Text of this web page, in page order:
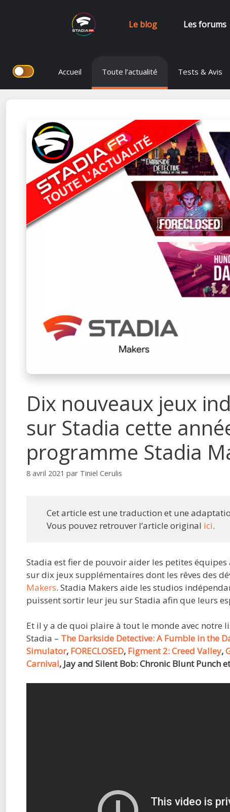
Le blog Les forums
Aller
contenu
Accueil Toute l’actualité Tests & Avis
Dix nouveaux jeux
sur Stadia cette
programme Stadia
8 avril 2021 par Tiniel Cerulis
Cet article est une traduction et une
Vous pouvez retrouver l’article original ici.
Stadia est fier de pouvoir aider les petites équipes
sur dix jeux supplémentaires dont les rêves des
Makers. Stadia Makers aide les studios
puissent sortir leur jeu sur Stadia afin que leurs
Et il y a de quoi plaire à tout le monde avec
Stadia – The Darkside Detective: A Fumble in the
Simulator, FORECLOSED, Figment 2: Creed Valley,
Carnival, Jay and Silent Bob: Chronic Blunt Punch